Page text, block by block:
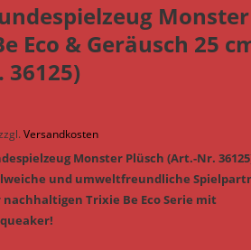
Monster
Eco & Geräusch 25
Versandkosten
Monster Plüsch (Art.-Nr.
und umweltfreundliche
nachhaltigen Trixie Be Eco Serie mit